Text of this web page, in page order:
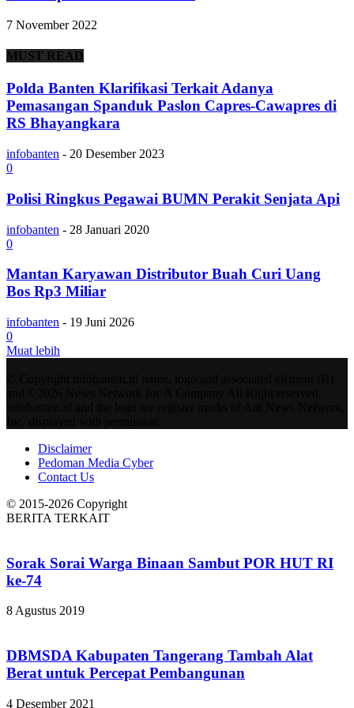
7 November 2022
MUST READ
Polda Banten Klarifikasi Terkait Adanya
Pemasangan Spanduk Paslon Capres-Cawapres di
RS Bhayangkara
infobanten - 20 Desember 2023
0
Polisi Ringkus Pegawai BUMN Perakit Senjata Api
infobanten - 28 Januari 2020
0
Mantan Karyawan Distributor Buah Curi Uang
Bos Rp3 Miliar
infobanten - 19 Juni 2026
0
Muat lebih
Disclaimer
Pedoman Media Cyber
Contact Us
© 2015-2026 Copyright
BERITA TERKAIT
Sorak Sorai Warga Binaan Sambut POR HUT RI
ke-74
8 Agustus 2019
DBMSDA Kabupaten Tangerang Tambah Alat
Berat untuk Percepat Pembangunan
4 Desember 2021